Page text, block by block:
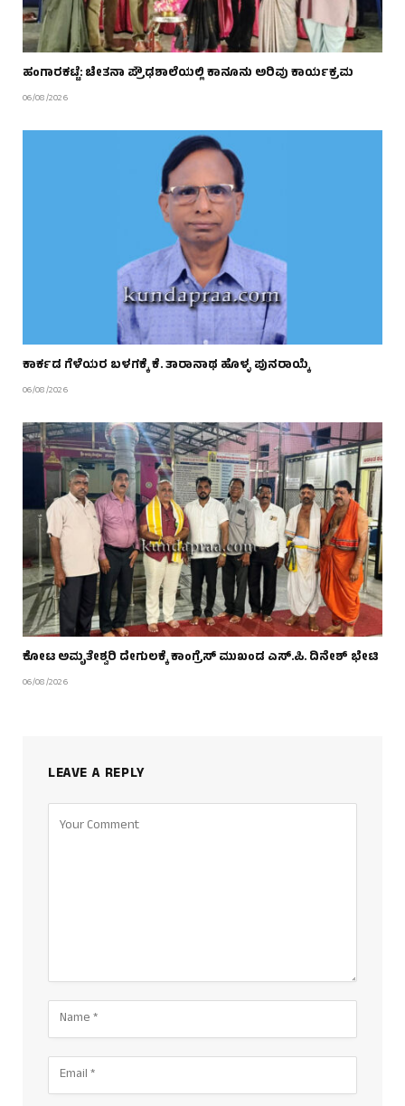
ಹಂಗಾರಕಟ್ಟೆ: ಚೇತನಾ ಪ್ರೌಢಶಾಲೆಯಲ್ಲಿ ಕಾನೂನು ಅರಿವು ಕಾರ್ಯಕ್ರಮ
06/08/2026
ಕಾರ್ಕಡ ಗೆಳೆಯರ ಬಳಗಕ್ಕೆ ಕೆ. ತಾರಾನಾಥ ಹೊಳ್ಳ ಪುನರಾಯ್ಕೆ
06/08/2026
ಕೋಟ ಅಮೃತೇಶ್ವರಿ ದೇಗುಲಕ್ಕೆ ಕಾಂಗ್ರೆಸ್ ಮುಖಂಡ ಎಸ್.ಪಿ. ದಿನೇಶ್ ಭೇಟಿ
06/08/2026
LEAVE A REPLY